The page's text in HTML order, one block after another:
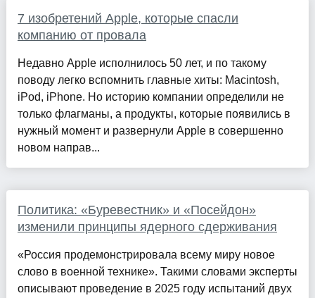
7 изобретений Apple, которые спасли
компанию от провала
Недавно Apple исполнилось 50 лет, и по такому
поводу легко вспомнить главные хиты: Macintosh,
iPod, iPhone. Но историю компании определили не
только флагманы, а продукты, которые появились в
нужный момент и развернули Apple в совершенно
новом направ...
Политика: «Буревестник» и «Посейдон»
изменили принципы ядерного сдерживания
«Россия продемонстрировала всему миру новое
слово в военной технике». Такими словами эксперты
описывают проведение в 2025 году испытаний двух